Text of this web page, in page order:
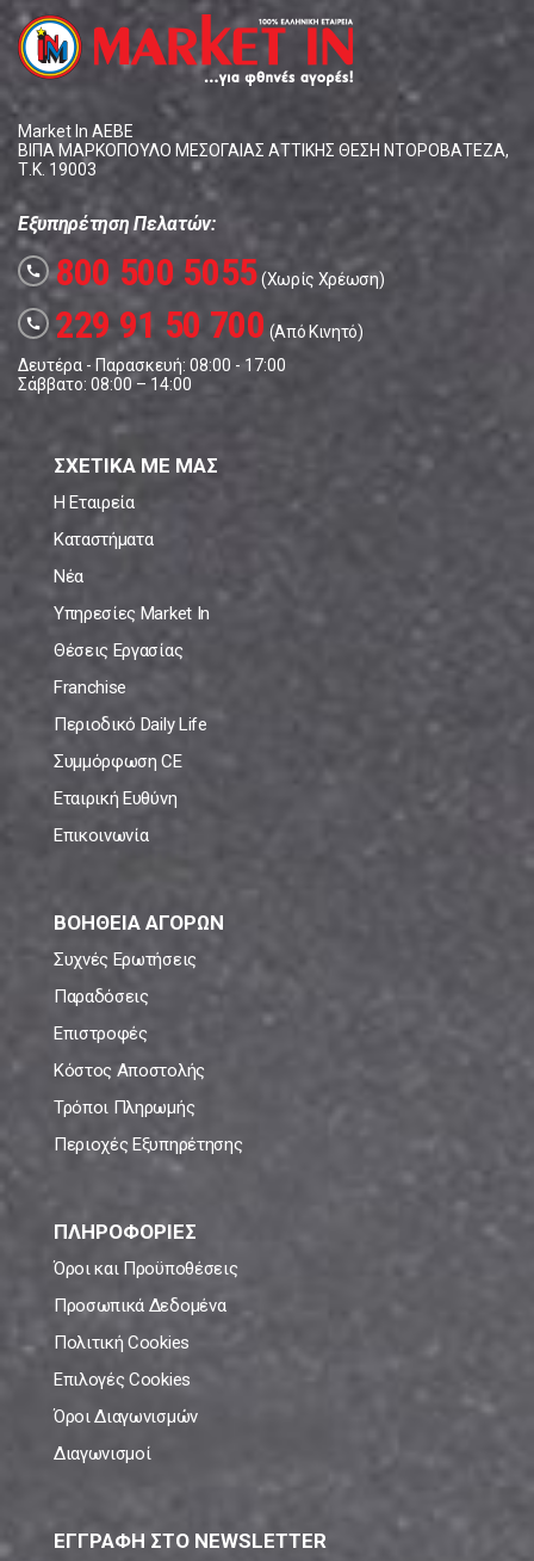
Market In ΑΕΒΕ
ΒΙΠΑ ΜΑΡΚΟΠΟΥΛΟ ΜΕΣΟΓΑΙΑΣ ΑΤΤΙΚΗΣ ΘΕΣΗ ΝΤΟΡΟΒΑΤΕΖΑ,
Τ.Κ. 19003
Εξυπηρέτηση Πελατών:
call 800 500 5055(Χωρίς Χρέωση)
call 229 91 50 700 (Από Κινητό)
Δευτέρα - Παρασκευή: 08:00 - 17:00
Σάββατο: 08:00 – 14:00
ΣΧΕΤΙΚΑ ΜΕ ΜΑΣ
Η Εταιρεία
Καταστήματα
Νέα
Υπηρεσίες Market In
Θέσεις Εργασίας
Franchise
Περιοδικό Daily Life
Συμμόρφωση CE
Εταιρική Ευθύνη
Επικοινωνία
ΒΟΗΘΕΙΑ ΑΓΟΡΩΝ
Συχνές Ερωτήσεις
Παραδόσεις
Επιστροφές
Κόστος Αποστολής
Τρόποι Πληρωμής
Περιοχές Εξυπηρέτησης
ΠΛΗΡΟΦΟΡΙΕΣ
Όροι και Προϋποθέσεις
Προσωπικά Δεδομένα
Πολιτική Cookies
Επιλογές Cookies
Όροι Διαγωνισμών
Διαγωνισμοί
ΕΓΓΡΑΦΗ ΣΤΟ NEWSLETTER